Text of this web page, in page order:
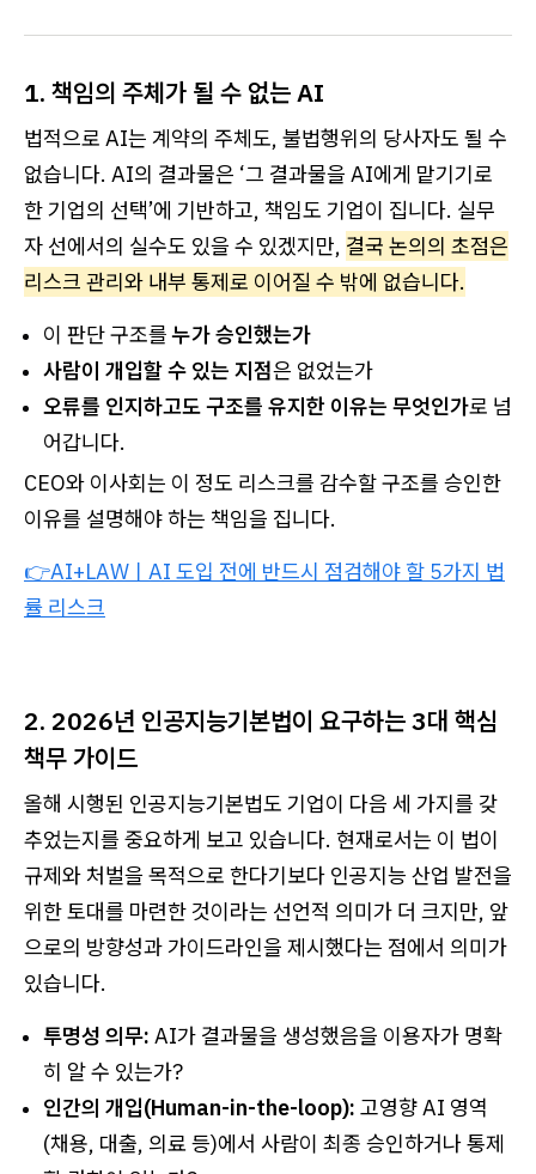
1. 책임의 주체가 될 수 없는 AI
법적으로 AI는 계약의 주체도, 불법행위의 당사자도 될 수
없습니다. AI의 결과물은 ‘그 결과물을 AI에게 맡기기로
한 기업의 선택’에 기반하고, 책임도 기업이 집니다. 실무
자 선에서의 실수도 있을 수 있겠지만, 결국 논의의 초점은
리스크 관리와 내부 통제로 이어질 수 밖에 없습니다.
이 판단 구조를누가 승인했는가
사람이 개입할 수 있는 지점은 없었는가
오류를 인지하고도 구조를 유지한 이유는 무엇인가로 넘
어갑니다.
CEO와 이사회는 이 정도 리스크를 감수할 구조를 승인한
이유를 설명해야 하는 책임을 집니다.
👉AI+LAWㅣAI 도입 전에 반드시 점검해야 할 5가지 법
률 리스크
2. 2026년 인공지능기본법이 요구하는 3대 핵심
책무 가이드
올해 시행된 인공지능기본법도 기업이 다음 세 가지를 갖
추었는지를 중요하게 보고 있습니다. 현재로서는 이 법이
규제와 처벌을 목적으로 한다기보다 인공지능 산업 발전을
위한 토대를 마련한 것이라는 선언적 의미가 더 크지만, 앞
으로의 방향성과 가이드라인을 제시했다는 점에서 의미가
있습니다.
투명성 의무: AI가 결과물을 생성했음을 이용자가 명확
히 알 수 있는가?
인간의 개입(Human-in-the-loop): 고영향 AI 영역
(채용, 대출, 의료 등)에서 사람이 최종 승인하거나 통제